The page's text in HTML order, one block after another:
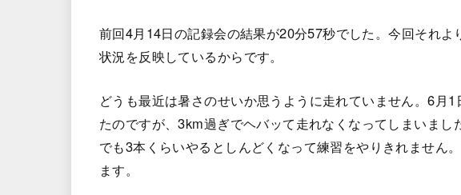
前回4月14日の記録会の結果が20分57秒でした。今回それ
状況を反映しているからです。
どうも最近は暑さのせいか思うように走れていません。6月
たのですが、3km過ぎでヘバッて走れなくなってしまいま
でも3本くらいやるとしんどくなって練習をやりきれません
ます。